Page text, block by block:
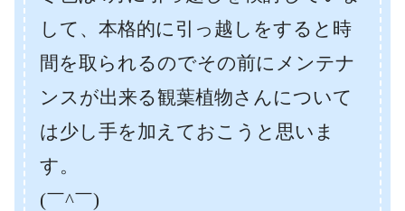
して、本格的に引っ越しをすると時
間を取られるのでその前にメンテナ
ンスが出来る観葉植物さんについて
は少し手を加えておこうと思いま
す。
(￣^￣)ゞ